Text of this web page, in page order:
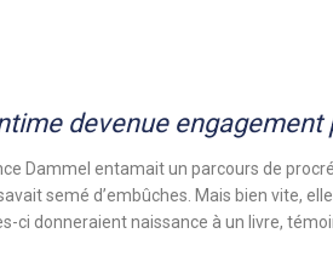
devenue engagement
Dammel entamait un parcours de
semé d’embûches. Mais bien vite,
ci donneraient naissance à un livre,